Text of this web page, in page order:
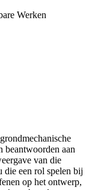
Werken
beantwoorden aan
van die
die een rol spelen bij
op het ontwerp,